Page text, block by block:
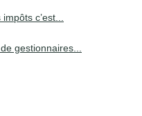
c’est...
gestionnaires...